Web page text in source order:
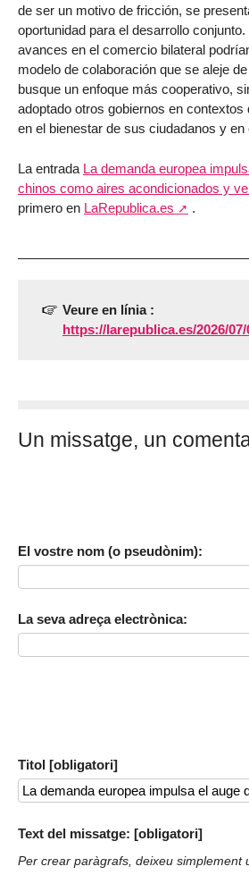
de ser un motivo de fricción, se
oportunidad para el desarrollo
avances en el comercio bilateral
modelo de colaboración que se aleje
busque un enfoque más cooperativo,
adoptado otros gobiernos en
en el bienestar de sus ciudadanos y en
La entrada La demanda europea
chinos como aires acondicionados y
primero en LaRepublica.es .
Veure en línia :
https://larepublica.es/2026/07/
Un missatge, un
El vostre nom (o pseudònim):
La seva adreça electrònica:
Titol [obligatori]
Text del missatge: [obligatori]
Per crear paràgrafs, deixeu simplement